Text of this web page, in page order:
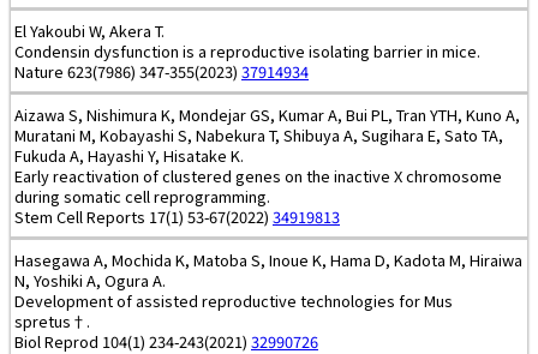
El Yakoubi W, Akera T.
Condensin dysfunction is a reproductive isolating barrier in mice.
Nature 623(7986) 347-355(2023) 37914934
Aizawa S, Nishimura K, Mondejar GS, Kumar A, Bui PL, Tran YTH, Kuno A,
Muratani M, Kobayashi S, Nabekura T, Shibuya A, Sugihara E, Sato TA,
Fukuda A, Hayashi Y, Hisatake K.
Early reactivation of clustered genes on the inactive X chromosome
during somatic cell reprogramming.
Stem Cell Reports 17(1) 53-67(2022) 34919813
Hasegawa A, Mochida K, Matoba S, Inoue K, Hama D, Kadota M, Hiraiwa
N, Yoshiki A, Ogura A.
Development of assisted reproductive technologies for Mus
spretus†.
Biol Reprod 104(1) 234-243(2021) 32990726